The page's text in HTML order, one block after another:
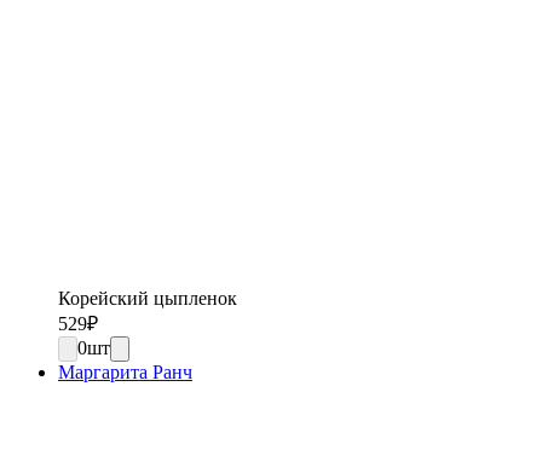
Корейский цыпленок
529₽
0шт
Маргарита Ранч